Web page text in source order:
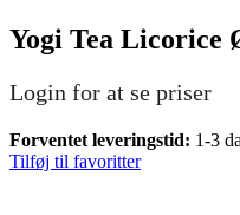
Yogi Tea Licorice
Login for at se priser
Forventet leveringstid: 1-3
Tilføj til favoritter